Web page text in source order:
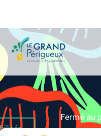
Fermé au